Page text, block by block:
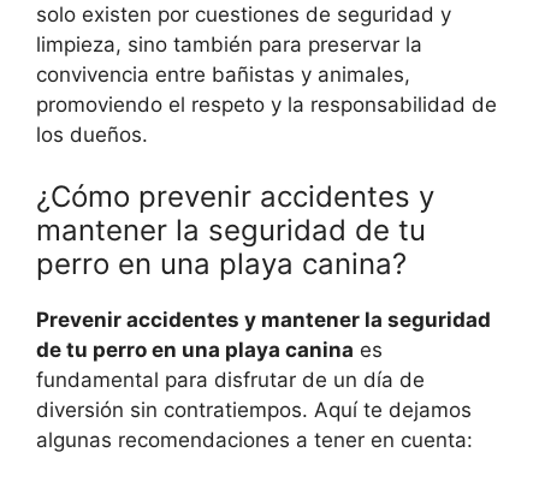
solo existen por cuestiones de seguridad y
limpieza, sino también para preservar la
convivencia entre bañistas y animales,
promoviendo el respeto y la responsabilidad de
los dueños.
¿Cómo prevenir accidentes y
mantener la seguridad de tu
perro en una playa canina?
Prevenir accidentes y mantener la seguridad
de tu perro en una playa canina es
fundamental para disfrutar de un día de
diversión sin contratiempos. Aquí te dejamos
algunas recomendaciones a tener en cuenta: